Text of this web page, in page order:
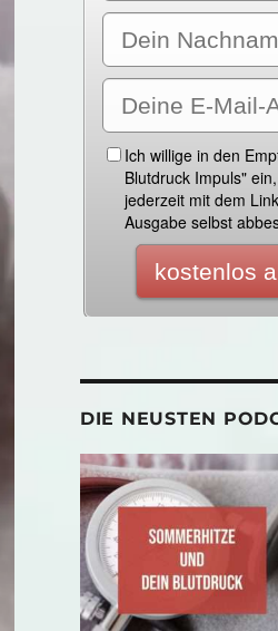
DIE NEUSTEN